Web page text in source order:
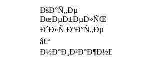
ÐšÐ°Ñ„Ðµ
ÐœÐµÐ±ÐµÐ»ÑŒ
Ð´Ð»Ñ ÐºÐ°Ñ„Ðµ
â€“
Ð½Ð°Ð¸Ð²Ð°Ð¶Ð½ÐµÐ¹ÑˆÐ°Ñ